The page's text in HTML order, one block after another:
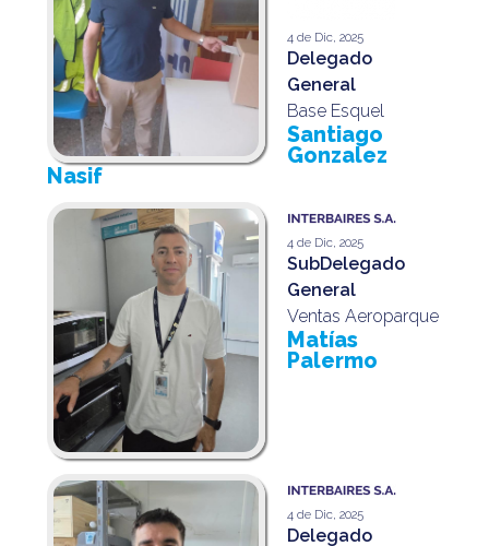
4 de Dic, 2025
Delegado
General
Base Esquel
Santiago
Gonzalez
Nasif
4 de Dic, 2025
SubDelegado
General
Ventas Aeroparque
Matías
Palermo
4 de Dic, 2025
Delegado